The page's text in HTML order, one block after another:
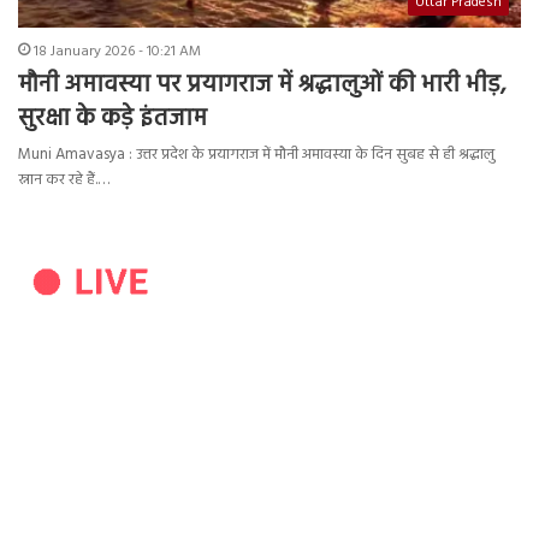
18 January 2026 - 10:21 AM
मौनी अमावस्या पर प्रयागराज में श्रद्धालुओं की भारी भीड़,
सुरक्षा के कड़े इंतजाम
Muni Amavasya : उत्तर प्रदेश के प्रयागराज में मौनी अमावस्या के दिन सुबह से ही श्रद्धालु
स्नान कर रहे हैं.…